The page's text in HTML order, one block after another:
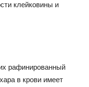
клейковины и
рафинированный
в крови имеет